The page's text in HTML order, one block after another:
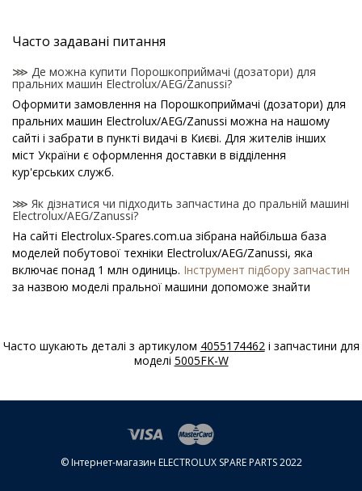
Часто задавані питання
⋙ Де можна купити Порошкоприймачі (дозатори) для
пральних машин Electrolux/AEG/Zanussi?
Оформити замовлення на Порошкоприймачі (дозатори) для
пральних машин Electrolux/AEG/Zanussi можна на нашому
сайті і забрати в пункті видачі в Києві. Для жителів інших
міст України є оформлення доставки в відділення
кур'єрських служб.
⋙ Як дізнатися чи підходить запчастина до пральній машині
Electrolux/AEG/Zanussi?
На сайті Electrolux-Spares.com.ua зібрана найбільша база
моделей побутової техніки Electrolux/AEG/Zanussi, яка
включає понад 1 млн одиниць. Інструмент підбору запчастин
за назвою моделі пральної машини допоможе знайти
Electrolux/AEG/Zanussi?
Спеціальна наклейка виробника з назвою моделі і іншими
машини Electrolux/AEG/Zanussi.
⋙ Скільки коштує Порошкоприймачі (дозатори) для
пральних машин Electrolux/AEG/Zanussi?
На нашому сайті можна купити оригінальні
Часто шукають деталі з артикулом 4055174462і запчастини для
моделі 5005FK-W
© Інтернет-магазин ELECTROLUX SPARE PARTS 2022